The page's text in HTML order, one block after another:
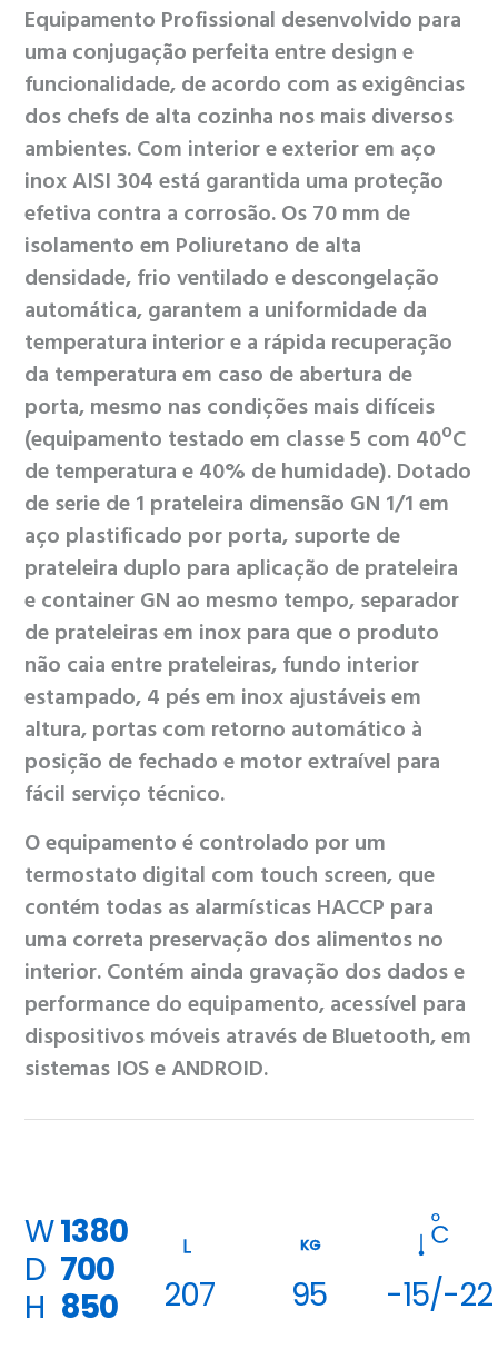
Equipamento Profissional desenvolvido para
uma conjugação perfeita entre design e
funcionalidade, de acordo com as exigências
dos chefs de alta cozinha nos mais diversos
ambientes. Com interior e exterior em aço
inox AISI 304 está garantida uma proteção
efetiva contra a corrosão. Os 70 mm de
isolamento em Poliuretano de alta
densidade, frio ventilado e descongelação
automática, garantem a uniformidade da
temperatura interior e a rápida recuperação
da temperatura em caso de abertura de
porta, mesmo nas condições mais difíceis
(equipamento testado em classe 5 com 40ºC
de temperatura e 40% de humidade). Dotado
de serie de 1 prateleira dimensão GN 1/1 em
aço plastificado por porta, suporte de
prateleira duplo para aplicação de prateleira
e container GN ao mesmo tempo, separador
de prateleiras em inox para que o produto
não caia entre prateleiras, fundo interior
estampado, 4 pés em inox ajustáveis em
altura, portas com retorno automático à
posição de fechado e motor extraível para
fácil serviço técnico.
O equipamento é controlado por um
termostato digital com touch screen, que
contém todas as alarmísticas HACCP para
uma correta preservação dos alimentos no
interior. Contém ainda gravação dos dados e
performance do equipamento, acessível para
dispositivos móveis através de Bluetooth, em
sistemas IOS e ANDROID.
W1380
D 700
H 850 207
KG
95 -15/-22